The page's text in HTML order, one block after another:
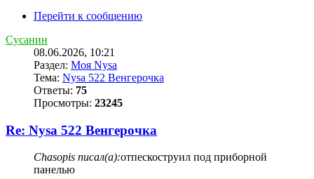
Перейти к сообщению
Сусанин
08.06.2026, 10:21
Раздел: Моя Nysa
Тема: Nysa 522 Венгерочка
Ответы: 75
Просмотры: 23245
Re: Nysa 522 Венгерочка
Chasopis писал(а):отпескоструил под приборной
панелью